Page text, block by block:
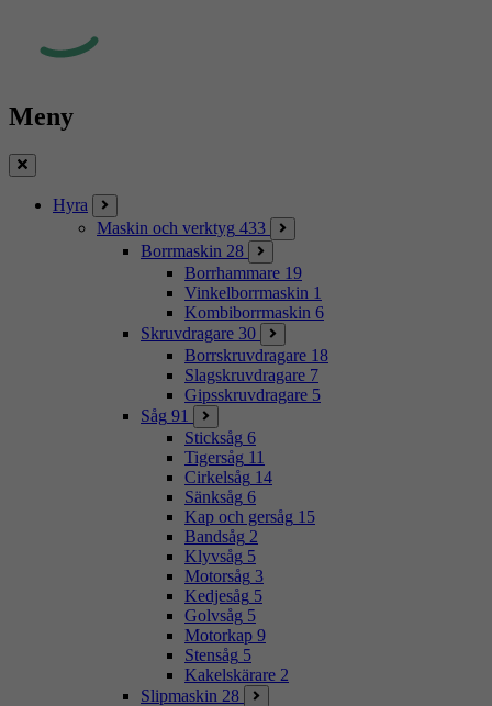
Meny
Stäng
Hyra
Maskin och verktyg 433
Borrmaskin 28
Borrhammare 19
Vinkelborrmaskin 1
Kombiborrmaskin 6
Skruvdragare 30
Borrskruvdragare 18
Slagskruvdragare 7
Gipsskruvdragare 5
Såg 91
Sticksåg 6
Tigersåg 11
Cirkelsåg 14
Sänksåg 6
Kap och gersåg 15
Bandsåg 2
Klyvsåg 5
Motorsåg 3
Kedjesåg 5
Golvsåg 5
Motorkap 9
Stensåg 5
Kakelskärare 2
Slipmaskin 28